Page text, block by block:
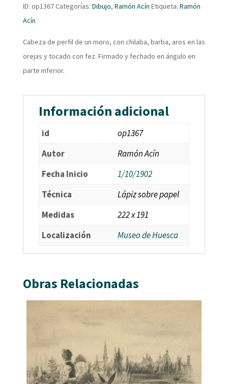
ID: op1367Categorías: Dibujo, Ramón Acín Etiqueta: Ramón
Acín
Cabeza de perfil de un moro, con chilaba, barba, aros en las
orejas y tocado con fez. Firmado y fechado en ángulo en
parte inferior.
Información adicional
id
op1367
Autor
Ramón Acín
Fecha Inicio
1/10/1902
Técnica
Lápiz sobre papel
Medidas
222 x 191
Localización
Museo de Huesca
Obras Relacionadas